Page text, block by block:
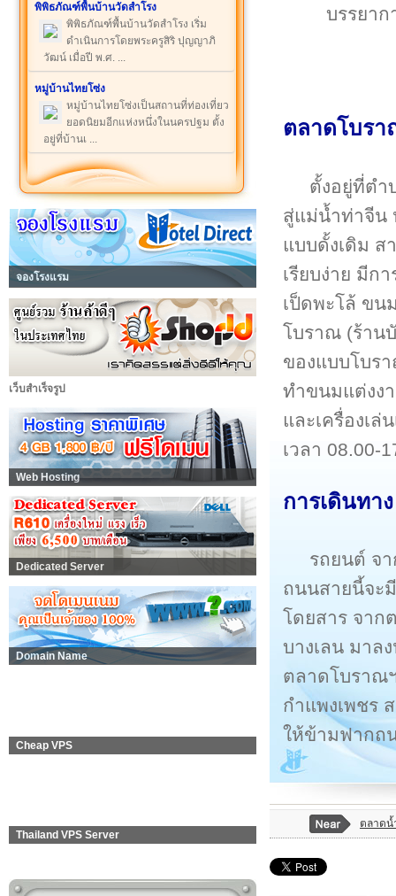
พิพิธภัณฑ์พื้นบ้านวัดสำโรง
พิพิธภัณฑ์พื้นบ้านวัดสำโรง เริ่ม
ดำเนินการโดยพระครูสิริ ปุญญาภิ
วัฒน์ เมื่อปี พ.ศ. ...
หมู่บ้านไทยโซ่ง
หมู่บ้านไทยโซ่งเป็นสถานที่ท่องเที่ยว
ยอดนิยมอีกแห่งหนึ่งในนครปฐม ตั้ง
อยู่ที่บ้านเ ...
จองโรงแรม
เว็บสำเร็จรูป
Web Hosting
Dedicated Server
Domain Name
Cheap VPS
Thailand VPS Server
บรรยา
ตลาดโบรา
ตั้งอยู่ที่ตำ
สู่แม่น้ำท่าจีน
แบบดั้งเดิม ส
เรียบง่าย มีก
เป็ดพะโล้ ข
โบราณ (ร้าน
ของแบบโบร
ทำขนมแต่งง
และเครื่องเ
เวลา 08.00-
การเดินทาง
รถยนต์ จ
ถนนสายนี้จะ
โดยสาร จาก
บางเลน มาล
ตลาดโบราณ
กำแพงเพชร
ให้ข้ามฟากถ
ตลาด